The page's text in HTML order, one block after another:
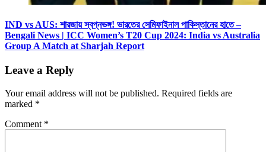
IND vs AUS: শারজায় স্বপ্নভঙ্গ! ভারতের সেমিফাইনাল পাকিস্তানের হাতে –
Bengali News | ICC Women’s T20 Cup 2024: India vs Australia
Group A Match at Sharjah Report
Leave a Reply
Your email address will not be published. Required fields are
marked *
Comment *